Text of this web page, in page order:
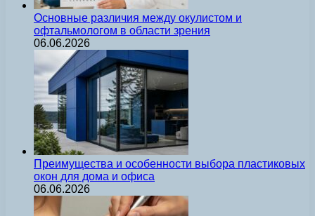
Основные различия между окулистом и
офтальмологом в области зрения
06.06.2026
Преимущества и особенности выбора пластиковых
окон для дома и офиса
06.06.2026